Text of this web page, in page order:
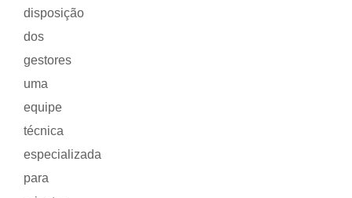
disposição
dos
gestores
uma
equipe
técnica
especializada
para